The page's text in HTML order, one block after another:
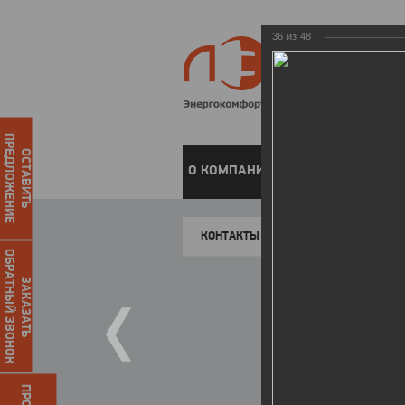
О КОМПАНИИ
КОНТАКТЫ
ОСТАВИТЬ
ПРЕДЛОЖЕНИЕ
ЗАКАЗАТЬ
ОБРАТНЫЙ ЗВОНОК
36 из 48